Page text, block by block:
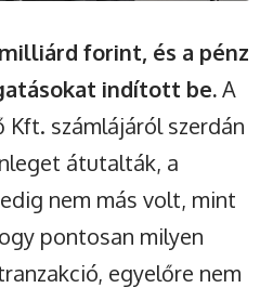
forint, és a pénz
indított be.A
Kft. számlájáról szerdán
átutalták, a
nem más volt, mint
pontosan milyen
egyelőre nem